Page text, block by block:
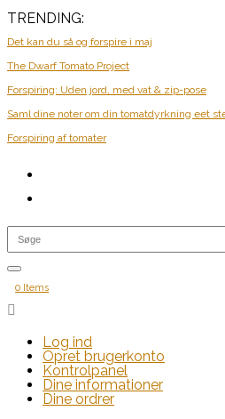
TRENDING:
Det kan du så og forspire i maj
The Dwarf Tomato Project
Forspiring: Uden jord, med vat & zip-pose
Saml dine noter om din tomatdyrkning eet
Forspiring af tomater
0 Items

Log ind
Opret brugerkonto
Kontrolpanel
Dine informationer
Dine ordrer